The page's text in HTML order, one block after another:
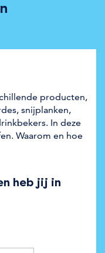
producten,
snijplanken,
In deze
Waarom en hoe
heb jij in